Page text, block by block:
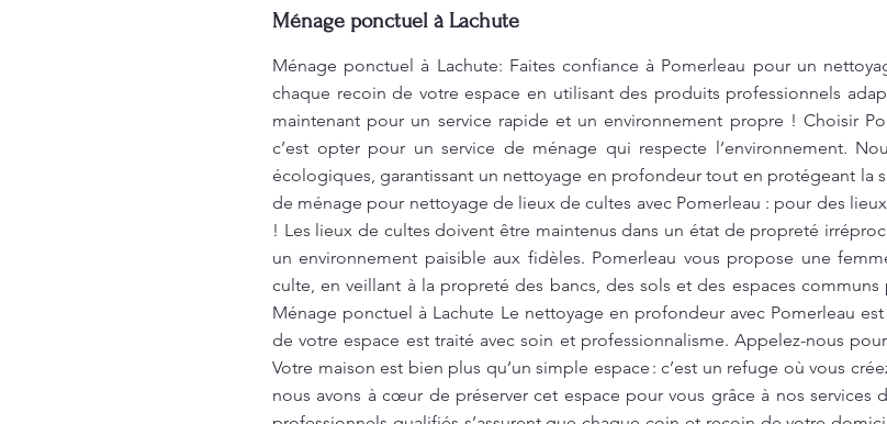
Ménage ponctuel à Lachute
Ménage ponctuel à Lachute: Faites confiance à Pomerleau pour un
chaque recoin de votre espace en utilisant des produits professionnels
maintenant pour un service rapide et un environnement propre ! Choisir
c’est opter pour un service de ménage qui respecte l’environnement.
écologiques, garantissant un nettoyage en profondeur tout en protégeant la
de ménage pour nettoyage de lieux de cultes avec Pomerleau : pour des
! Les lieux de cultes doivent être maintenus dans un état de propreté
un environnement paisible aux fidèles. Pomerleau vous propose une
culte, en veillant à la propreté des bancs, des sols et des espaces
Ménage ponctuel à Lachute Le nettoyage en profondeur avec Pomerleau
de votre espace est traité avec soin et professionnalisme. Appelez-nous
Votre maison est bien plus qu’un simple espace : c’est un refuge où vous
nous avons à cœur de préserver cet espace pour vous grâce à nos services